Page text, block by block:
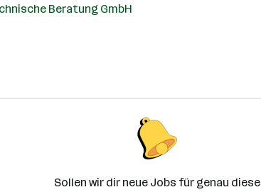
Beratung GmbH
Sollen wir dir neue Jobs für genau diese